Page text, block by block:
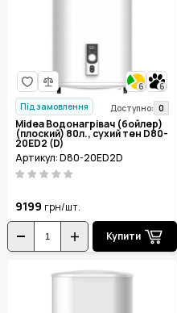
6
6
Під замовлення
Доступно: 0
Midea Водонагрівач (бойлер)
(плоский) 80л., сухий тен D80-
20ED2 (D)
Артикул: D80-20ED2D
9199 грн/шт.
Купити